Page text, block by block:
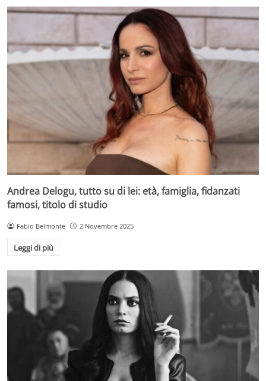
Andrea Delogu, tutto su di lei: età, famiglia, fidanzati
famosi, titolo di studio
Fabio Belmonte 2 Novembre 2025
Leggi di più